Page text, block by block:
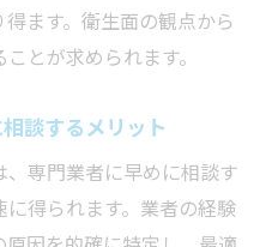
ます。衛生面の観点から
とが求められます。
談するメリット
、専門業者に早めに相談す
得られます。業者の経験